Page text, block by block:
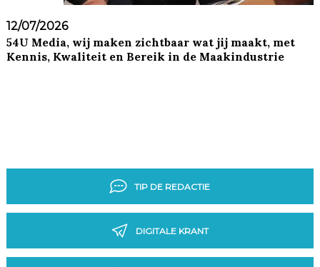
12/07/2026
54U Media, wij maken zichtbaar wat jij maakt, met
Kennis, Kwaliteit en Bereik in de Maakindustrie
TIP DE REDACTIE
DIGITALE KRANT